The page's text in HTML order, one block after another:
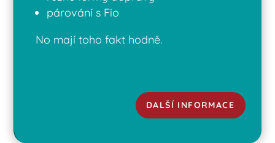
párování s Fio
No mají toho fakt hodně.
DALŠÍ INFORMACE